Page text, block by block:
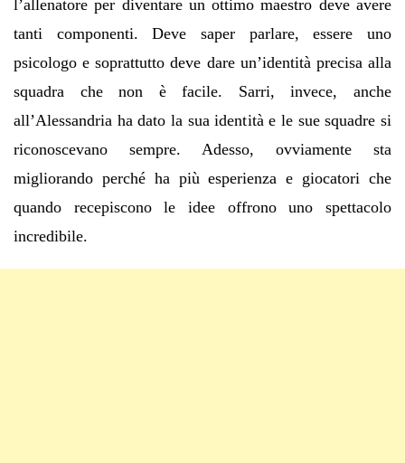
l’allenatore per diventare un ottimo maestro deve avere
tanti componenti. Deve saper parlare, essere uno
psicologo e soprattutto deve dare un’identità precisa alla
squadra che non è facile. Sarri, invece, anche
all’Alessandria ha dato la sua identità e le sue squadre si
riconoscevano sempre. Adesso, ovviamente sta
migliorando perché ha più esperienza e giocatori che
quando recepiscono le idee offrono uno spettacolo
incredibile.